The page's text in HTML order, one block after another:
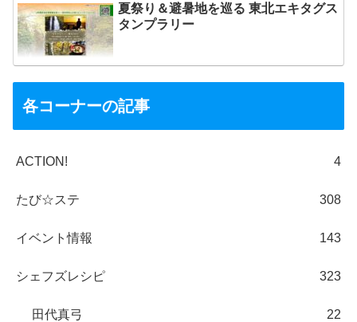
夏祭り＆避暑地を巡る 東北エキタグス
タンプラリー
各コーナーの記事
ACTION! 4
たび☆ステ 308
イベント情報 143
シェフズレシピ 323
田代真弓 22